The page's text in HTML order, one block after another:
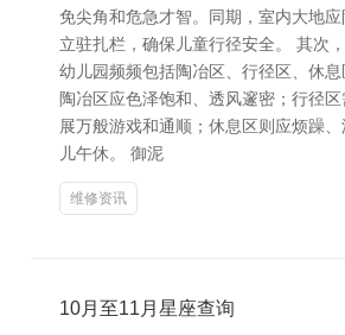
免尖角和危急才智。同期，室内大地
立驻扎栏，确保儿童行径安全。 其次
幼儿园频频包括陶冶区、行径区、休息
陶冶区应色泽饱和、透风邃密；行径
展万般游戏和通顺；休息区则应烦躁
儿午休。 御泥
维修资讯
10月至11月星座查询